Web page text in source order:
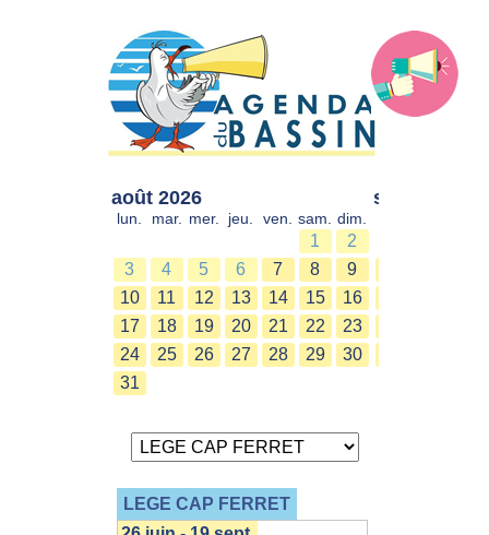
août 2026
lun. mar. mer. jeu. ven. sam. dim.
1
2
3
4 5 6 7 8
9
10
11 12 13 14 15
16
17
18 19 20 21 22
23
24
25 26 27 28 29
30
31
sept. 2026
LEGE CAP FERRET